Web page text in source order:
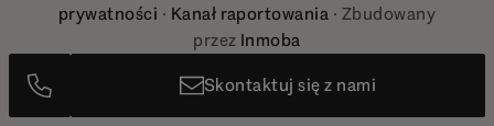
prywatności · Kanał raportowania · Zbudowany
przez Inmoba
Skontaktuj się z nami